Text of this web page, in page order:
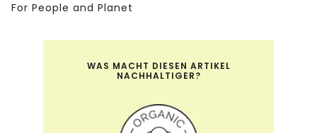
For People and Planet
WAS MACHT DIESEN ARTIKEL
NACHHALTIGER?